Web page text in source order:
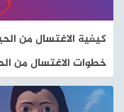
كيفية الاغتسال من
خطوات الاغتسال من